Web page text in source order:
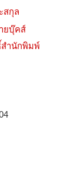
สกุล
ยบุ๊คส์
ำนักพิมพ์